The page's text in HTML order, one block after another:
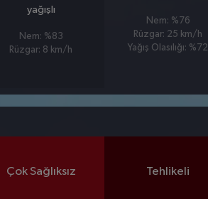
yağışlı
Nem: %83
Rüzgar: 8 km/h
Nem: %76
Rüzgar: 25 km/h
Yağış Olasılığı: %72
Çok Sağlıksız Tehlikeli